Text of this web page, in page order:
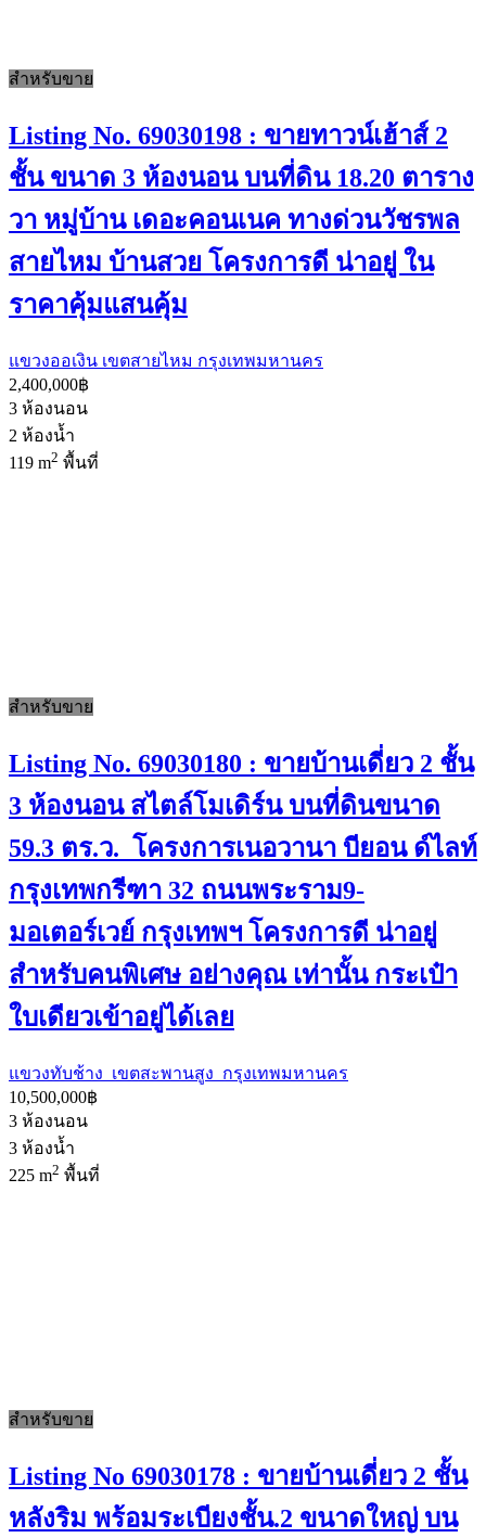
สำหรับขาย
Listing No. 69030198 : ขายทาวน์เฮ้าส์ 2
ชั้น ขนาด 3 ห้องนอน บนที่ดิน 18.20 ตาราง
วา หมู่บ้าน เดอะคอนเนค ทางด่วนวัชรพล
สายไหม บ้านสวย โครงการดี น่าอยู่ ใน
ราคาคุ้มแสนคุ้ม
แขวงออเงิน เขตสายไหม กรุงเทพมหานคร
2,400,000฿
3 ห้องนอน
2 ห้องน้ำ
119 m2 พื้นที่
สำหรับขาย
Listing No. 69030180 : ขายบ้านเดี่ยว 2 ชั้น
3 ห้องนอน สไตล์โมเดิร์น บนที่ดินขนาด
59.3 ตร.ว. โครงการเนอวานา บียอน ด์ไลท์
กรุงเทพกรีฑา 32 ถนนพระราม9-
มอเตอร์เวย์ กรุงเทพฯ โครงการดี น่าอยู่
สำหรับคนพิเศษ อย่างคุณ เท่านั้น กระเป๋า
ใบเดียวเข้าอยู่ได้เลย
แขวงทับช้าง เขตสะพานสูง กรุงเทพมหานคร
10,500,000฿
3 ห้องนอน
3 ห้องน้ำ
225 m2 พื้นที่
สำหรับขาย
Listing No 69030178 : ขายบ้านเดี่ยว 2 ชั้น
หลังริม พร้อมระเบียงชั้น.2 ขนาดใหญ่ บน